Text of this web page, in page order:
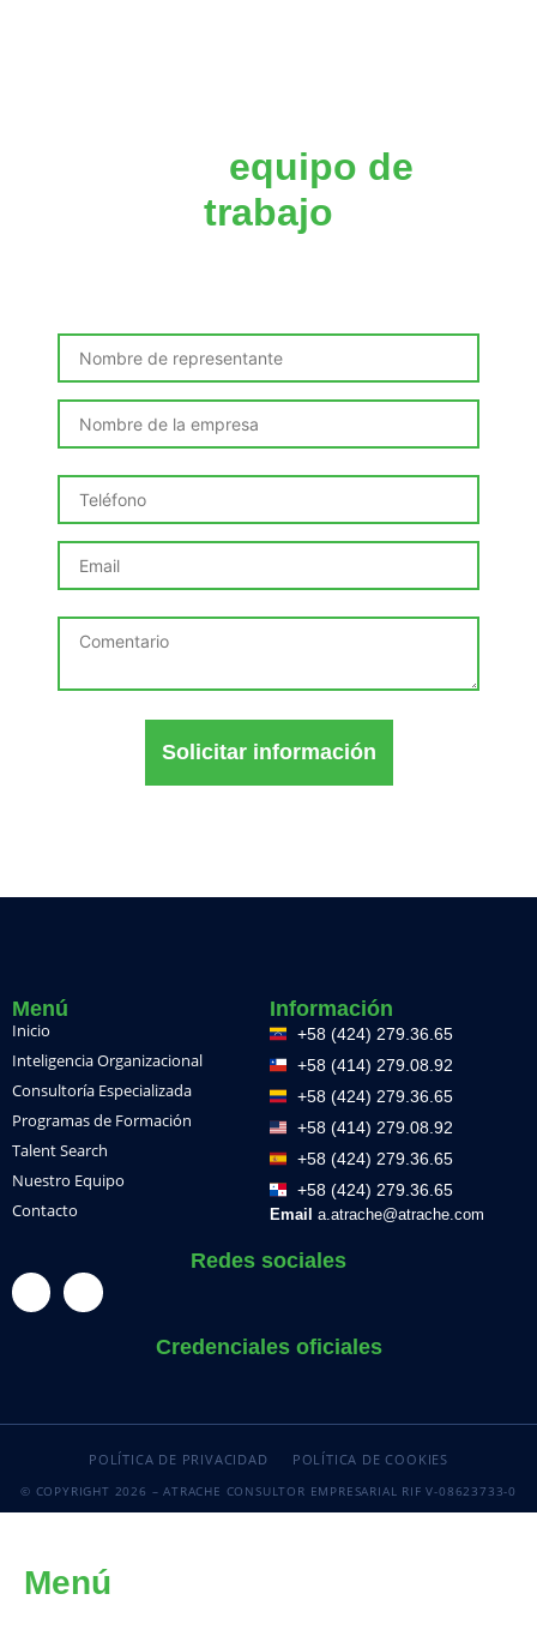
equipo de
trabajo
Solicitar información
Menú
Inicio
Inteligencia Organizacional
Consultoría Especializada
Programas de Formación
Talent Search
Nuestro Equipo
Contacto
Información
+58 (424) 279.36.65
+58 (414) 279.08.92
+58 (424) 279.36.65
+58 (414) 279.08.92
+58 (424) 279.36.65
+58 (424) 279.36.65
Emaila.atrache@atrache.com
Redes sociales
Credenciales oficiales
© COPYRIGHT 2026 – ATRACHE CONSULTOR EMPRESARIAL RIF V-08623733-0
POLÍTICA DE PRIVACIDAD POLÍTICA DE COOKIES
Menú